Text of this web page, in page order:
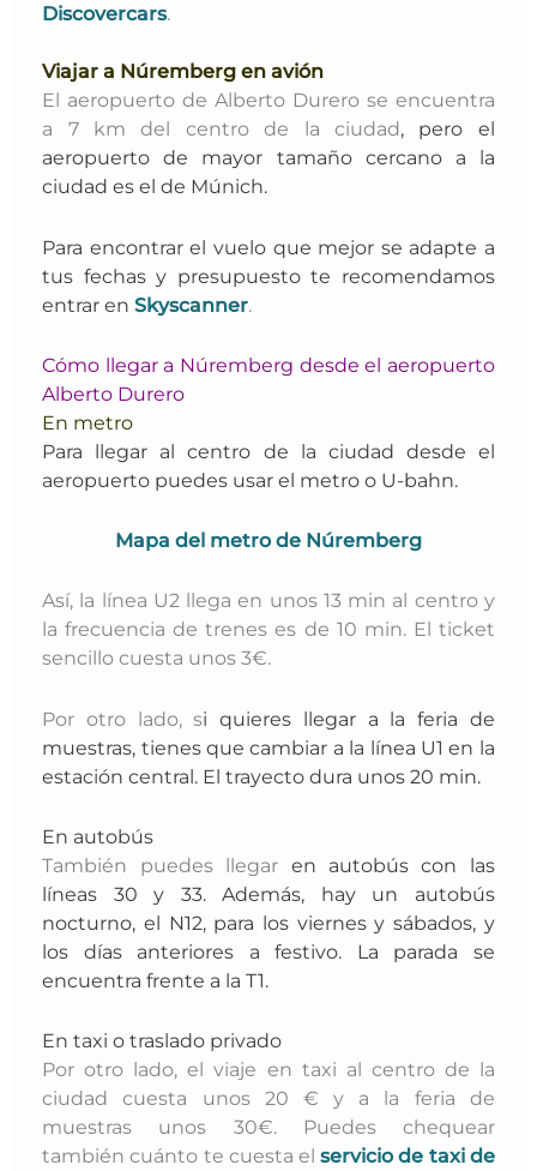
Discovercars.
Viajar a Núremberg en avión
El aeropuerto de Alberto Durero se encuentra
a 7 km del centro de la ciudad, pero el
aeropuerto de mayor tamaño cercano a la
ciudad es el de Múnich.
Para encontrar el vuelo que mejor se adapte a
tus fechas y presupuesto te recomendamos
entrar enSkyscanner.
Cómo llegar a Núremberg desde el aeropuerto
Alberto Durero
En metro
Para llegar al centro de la ciudad desde el
aeropuerto puedes usar el metro o U-bahn.
Mapa del metro de Núremberg
Así, la línea U2 llega en unos 13 min al centro y
la frecuencia de trenes es de 10 min. El ticket
sencillo cuesta unos 3€.
Por otro lado, si quieres llegar a laferia de
muestras, tienes que cambiar a la línea U1 en la
estación central. El trayecto dura unos 20 min.
En autobús
También puedes llegar en autobús con las
líneas 30 y 33. Además, hay un autobús
nocturno, el N12, para los viernes y sábados, y
los días anteriores a festivo. La parada se
encuentra frente a la T1.
En taxi o traslado privado
Por otro lado, el viaje en taxi al centro de la
ciudad cuesta unos 20 € y a la feria de
muestras unos 30€. Puedes chequear
también cuánto te cuesta el servicio de taxi de